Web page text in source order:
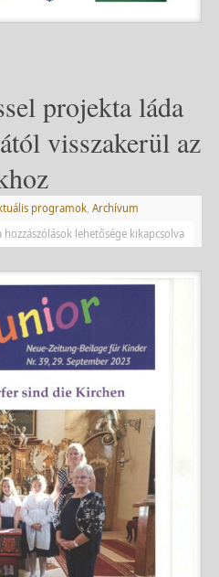
projekta láda
visszakerül az
programok, Archívum
hozzászólások lehetősége kikapcsolva